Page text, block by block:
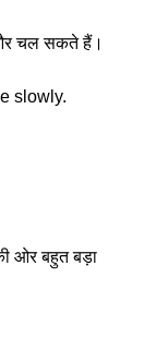
चल सकते हैं।
slowly.
ओर बहुत बड़ा